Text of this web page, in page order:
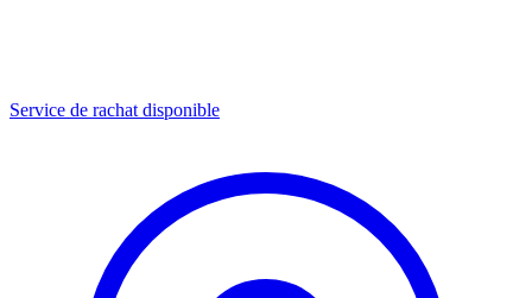
Service de rachat disponible